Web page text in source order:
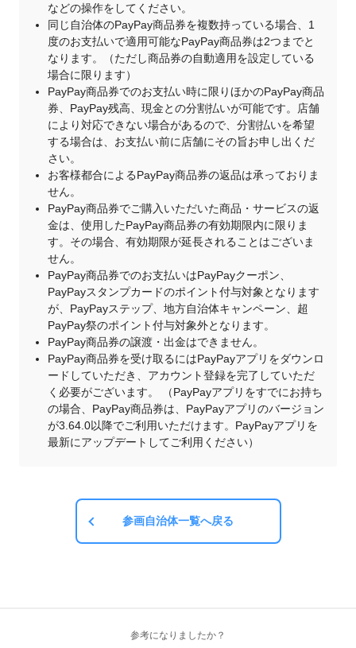
などの操作をしてください。
同じ自治体のPayPay商品券を複数持っている場合、1
度のお支払いで適用可能なPayPay商品券は2つまでと
なります。（ただし商品券の自動適用を設定している
場合に限ります）
PayPay商品券でのお支払い時に限りほかのPayPay商品
券、PayPay残高、現金との分割払いが可能です。店舗
により対応できない場合があるので、分割払いを希望
する場合は、お支払い前に店舗にその旨お申し出くだ
さい。
お客様都合によるPayPay商品券の返品は承っておりま
せん。
PayPay商品券でご購入いただいた商品・サービスの返
金は、使用したPayPay商品券の有効期限内に限りま
す。その場合、有効期限が延長されることはございま
せん。
PayPay商品券でのお支払いはPayPayクーポン、
PayPayスタンプカードのポイント付与対象となります
が、PayPayステップ、地方自治体キャンペーン、超
PayPay祭のポイント付与対象外となります。
PayPay商品券の譲渡・出金はできません。
PayPay商品券を受け取るにはPayPayアプリをダウンロ
ードしていただき、アカウント登録を完了していただ
く必要がございます。 （PayPayアプリをすでにお持ち
の場合、PayPay商品券は、PayPayアプリのバージョン
が3.64.0以降でご利用いただけます。PayPayアプリを
最新にアップデートしてご利用ください）
参画自治体一覧へ戻る
参考になりましたか？